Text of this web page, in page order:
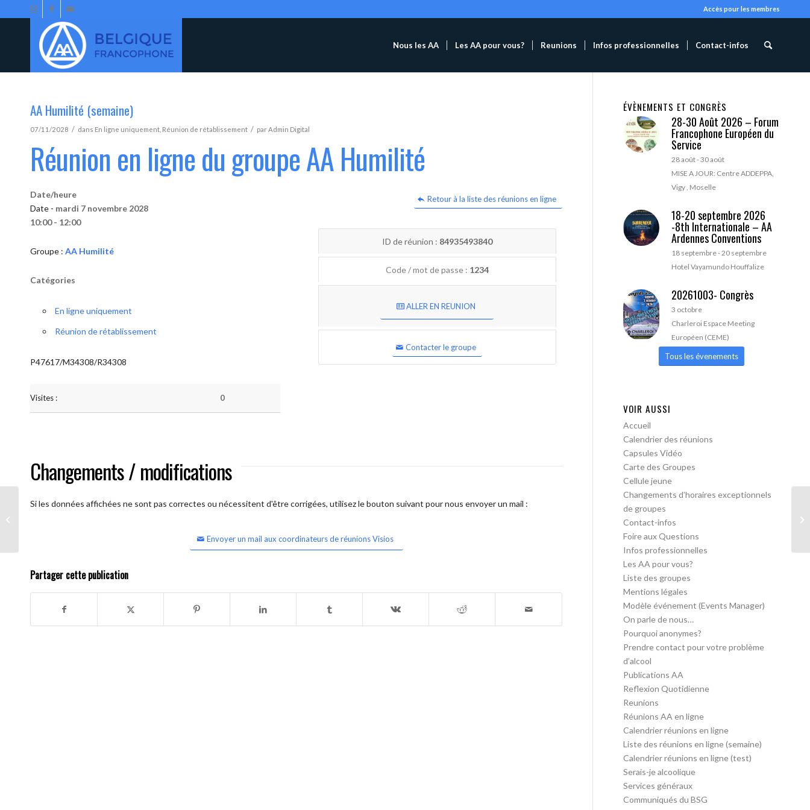
Accès pour les membres
Nous les AA Les AA pour vous? Reunions Infos professionnelles Contact-infos
AA Humilité (semaine)
07/11/2028 / dans En ligne uniquement Réunion de rétablissement / parAdmin Digital
Réunion en ligne du groupe AA Humilité
Retour à la liste des réunions en ligne
Date/heure
Date - mardi 7 novembre 2028
10:00 - 12:00
Groupe : AA Humilité
Catégories
En ligne uniquement
Réunion de rétablissement
P47617/M34308/R34308
Visites : 0
ID de réunion : 84935493840
Code / mot de passe : 1234
ALLER EN REUNION
Contacter le groupe
Changements / modifications
Si les données affichées ne sont pas correctes ou nécessitent d'être corrigées, utilisez le bouton suivant pour nous envoyer un mail :
Envoyer un mail aux coordinateurs de réunions Visios
Partager cette publication
ÉVÈNEMENTS ET CONGRÈS
28-30 Août 2026 – Forum
Francophone Européen du
Service
28 août-30 août
MISE A JOUR: Centre ADDEPPA,
Vigy , Moselle
18-20 septembre 2026
-8th Internationale – AA
Ardennes Conventions
18 septembre-20 septembre
Hotel Vayamundo Houffalize
20261003- Congrès
3 octobre
Charleroi Espace Meeting
Européen (CEME)
Tous les évenements
VOIR AUSSI
Accueil
Calendrier des réunions
Capsules Vidéo
Carte des Groupes
Cellule jeune
Changements d’horaires exceptionnels
de groupes
Contact-infos
Foire aux Questions
Infos professionnelles
Les AA pour vous?
Liste des groupes
Mentions légales
Modèle événement (Events Manager)
On parle de nous…
Pourquoi anonymes?
Prendre contact pour votre problème
d’alcool
Publications AA
Reflexion Quotidienne
Reunions
Réunions AA en ligne
Calendrier réunions en ligne
Liste des réunions en ligne (semaine)
Calendrier réunions en ligne (test)
Serais-je alcoolique
Services généraux
Communiqués du BSG